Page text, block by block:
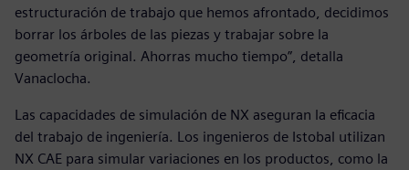
estructuración de trabajo que hemos afrontado, decidimos
borrar los árboles de las piezas y trabajar sobre la
geometría original. Ahorras mucho tiempo”, detalla
Vanaclocha.
Las capacidades de simulación de NX aseguran la eficacia
del trabajo de ingeniería. Los ingenieros de Istobal utilizan
NX CAE para simular variaciones en los productos, como la